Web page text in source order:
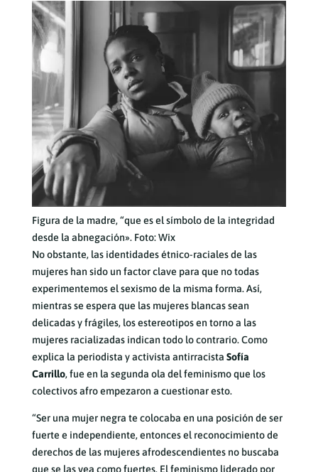
Figura de la madre, “que es el símbolo de la integridad
desde la abnegación». Foto: Wix
No obstante, las identidades étnico-raciales de las
mujeres han sido un factor clave para que no todas
experimentemos el sexismo de la misma forma. Así,
mientras se espera que las mujeres blancas sean
delicadas y frágiles, los estereotipos en torno a las
mujeres racializadas indican todo lo contrario. Como
explica la periodista y activista antirracista Sofía
Carrillo, fue en la segunda ola del feminismo que los
colectivos afro empezaron a cuestionar esto.
“Ser una mujer negra te colocaba en una posición de ser
fuerte e independiente, entonces el reconocimiento de
derechos de las mujeres afrodescendientes no buscaba
que se las vea como fuertes. El feminismo liderado por